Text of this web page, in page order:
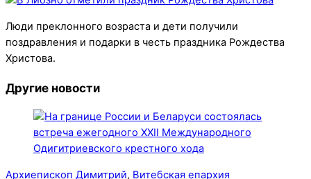
Люди преклонного возраста и дети получили
поздравления и подарки в честь праздника Рождества
Христова.
Другие новости
Архиепископ Димитрий, Витебская епархия